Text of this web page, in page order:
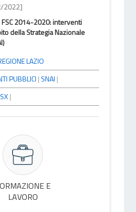
2022]
2014-2020: interventi
della Strategia Nazionale
LAZIO
PUBBLICI | SNAI |
|
E
LAVORO